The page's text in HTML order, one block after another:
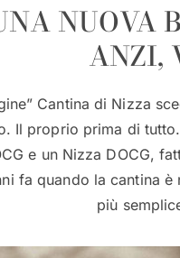
NUOVA
ANZI,
Cantina di Nizza
Il proprio prima di
e un Nizza DOCG,
fa quando la cantina è
più